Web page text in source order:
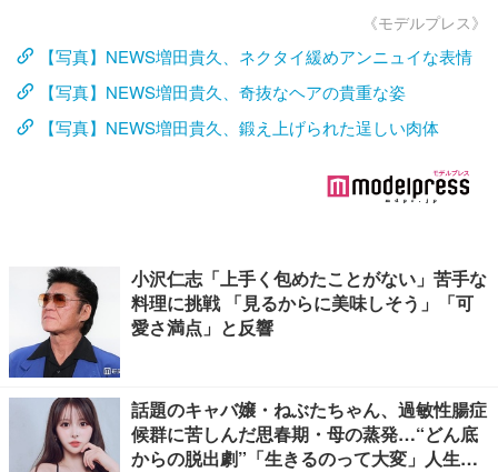
《モデルプレス》
【写真】NEWS増田貴久、ネクタイ緩めアンニュイな表情
【写真】NEWS増田貴久、奇抜なヘアの貴重な姿
【写真】NEWS増田貴久、鍛え上げられた逞しい肉体
小沢仁志「上手く包めたことがない」苦手な
料理に挑戦 「見るからに美味しそう」「可
愛さ満点」と反響
話題のキャバ嬢・ねぶたちゃん、過敏性腸症
候群に苦しんだ思春期・母の蒸発…“どん底
からの脱出劇”「生きるのって大変」人生変